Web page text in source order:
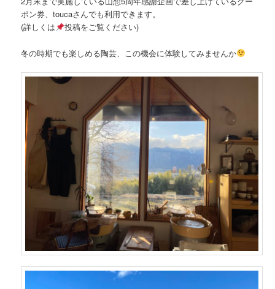
ポン券、toucaさんでも利用できます。
(詳しくは
投稿をご覧ください)
冬の時期でも楽しめる陶芸、この機会に体験してみませんか